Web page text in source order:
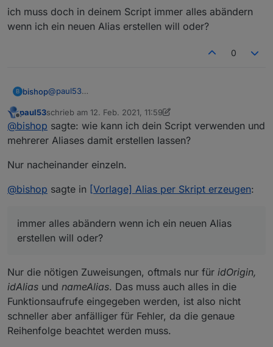
ich muss doch in deinem Script immer alles abändern
wenn ich ein neuen Alias erstellen will oder?
0
B bishop@paul53
wie kann ich dein Script verwenden und mehrerer
Aliases damit erstellen lassen?
ich muss doch in deinem Script immer alles abändern
Offline
paul53schrieb am 12. Feb. 2021, 11:59
zuletzt editiert von paul53 2. Dez. 2021, 12:59
@bishop sagte: wie kann ich dein Script verwenden und
mehrerer Aliases damit erstellen lassen?
Nur nacheinander einzeln.
@bishop sagte in [Vorlage] Alias per Skript erzeugen:
immer alles abändern wenn ich ein neuen Alias
erstellen will oder?
Nur die nötigen Zuweisungen, oftmals nur für idOrigin,
idAlias und nameAlias. Das muss auch alles in die
Funktionsaufrufe eingegeben werden, ist also nicht
schneller aber anfälliger für Fehler, da die genaue
Reihenfolge beachtet werden muss.